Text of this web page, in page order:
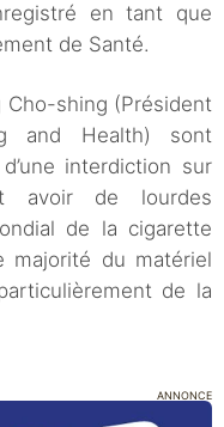
en tant que
de Santé.
Cho-shing (Président
and Health) sont
interdiction sur
avoir de lourdes
de la cigarette
majorité du matériel
de la
ANNONCE